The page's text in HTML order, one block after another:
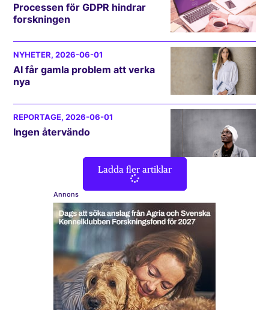
Processen för GDPR hindrar
forskningen
NYHETER, 2026-06-01
AI får gamla problem att verka
nya
REPORTAGE, 2026-06-01
Ingen återvändo
Ladda fler artiklar
Annons